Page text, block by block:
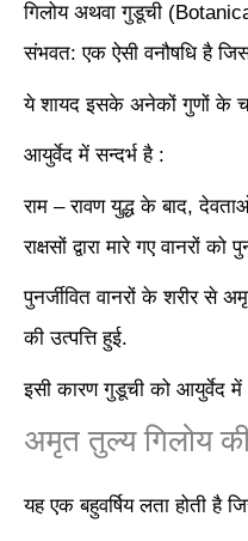
गिलोय अथवा गुडूची
संभवत: एक ऐसी वनौषधि है
ये शायद इसके अनेकों गुणों के
आयुर्वेद में सन्दर्भ है :
राम – रावण युद्ध के बाद,
राक्षसों द्वारा मारे गए वानरों को
पुनर्जीवित वानरों के शरीर से
की उत्पत्ति हुई.
इसी कारण गुडूची को आयुर्वेद में
अमृत तुल्य गिलोय
यह एक बहुवर्षिय लता होती है